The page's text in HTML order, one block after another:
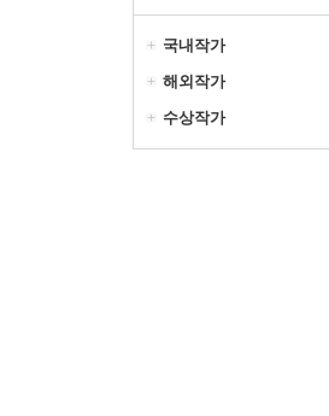
국내작가
해외작가
수상작가